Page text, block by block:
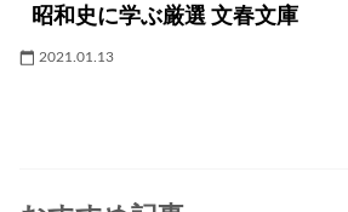
昭和史に学ぶ厳選 文春文庫
2021.01.13